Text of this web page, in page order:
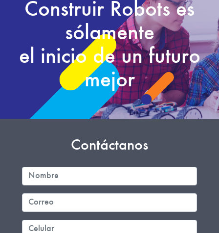
Construir Robots es
sólamente
el inicio de un futuro
mejor
Contáctanos